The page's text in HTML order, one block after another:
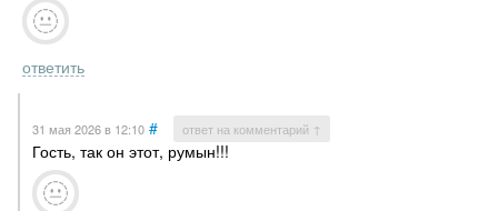
ответить
31 мая 2026в 12:10 # ответ на комментарий ↑
Гость, так он этот, румын!!!